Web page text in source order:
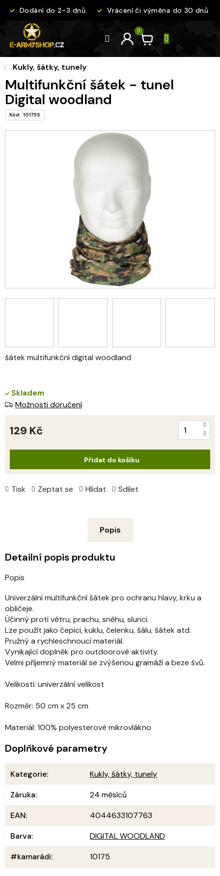
Dodání do 2-3 dnů Vrácení či výměna do 30 dnů
Kukly, šátky, tunely
Multifunkční šátek - tunel
Digital woodland
Kód: 10175S
šátek multifunkční digital woodland
Tisk Zeptat se Hlídat Sdílet
Skladem
Možnosti doručení
129 Kč
Přidat do košíku
Popis
Detailní popis produktu
Popis
Univerzální multifunkční šátek pro ochranu hlavy, krku a
obličeje.
Účinný proti větru, prachu, sněhu, slunci.
Lze použít jako čepici, kuklu, čelenku, šálu, šátek atd.
Pružný a rychleschnoucí materiál.
Vynikající doplněk pro outdoorové aktivity.
Velmi příjemný materiál se zvýšenou gramáží a beze švů.
Velikosti: univerzální velikost
Rozměr: 50 cm x 25 cm
Materiál: 100% polyesterové mikrovlákno
Doplňkové parametry
Kategorie:
Kukly, šátky, tunely
Záruka:
24 měsíců
EAN:
4044633107763
Barva:
DIGITAL WOODLAND
#kamarádi: 10175